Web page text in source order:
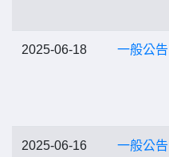
2025-06-18 一般公告
2025-06-16 一般公告